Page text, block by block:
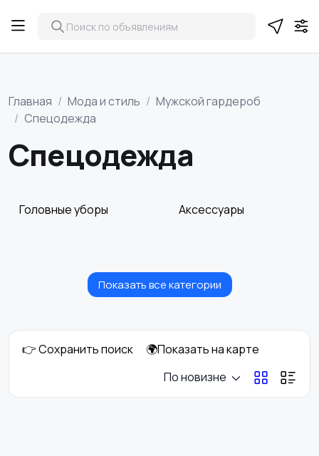
Главная Мода и стиль
Мужской гардероб
Спецодежда
Спецодежда
Головные уборы Аксессуары
Верхняя одежда Домашняя одежда
Нижнее белье
Показать все категории
👉 Сохранить поиск
🌍Показать на карте
По новизне